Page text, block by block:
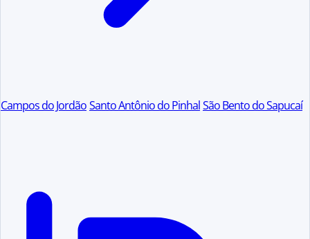
Campos do JordãoSanto Antônio do PinhalSão Bento do Sapucaí